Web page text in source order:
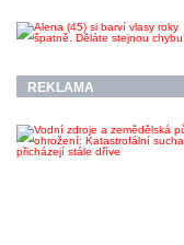
REKLAMA